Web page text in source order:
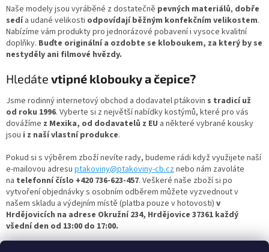
k
y
v
ý
s
u
Naše modely jsou vyráběné z dostatečně pevných materiálů, dobře
sedía udané velikosti odpovídají běžným konfekčním velikostem.
Nabízíme vám produkty pro jednorázové pobavení i vysoce kvalitní
doplňky. Buďte originální a ozdobte se kloboukem, za který by se
nestyděly ani filmové hvězdy.
Hledáte vtipné klobouky a čepice?
Jsme rodinný internetový obchod a dodavatel ptákovin s tradicí už
od roku 1996. Vyberte si z největší nabídky kostýmů, které pro vás
dovážíme z Mexika, od dodavatelů z EU a některé vybrané kousky
jsou i z naší vlastní produkce.
Pokud si s výběrem zboží nevíte rady, budeme rádi když využijete naší
e-mailovou adresu ptakoviny@ptakoviny-cb.cznebo nám zavoláte
na telefonní číslo +420 736-623-457. Veškeré naše zboží si po
vytvoření objednávky s osobním odběrem můžete vyzvednout v
našem skladu a výdejním místě (platba pouze v hotovosti) v
Hrdějovicích na adrese Okružní 234, Hrdějovice 37361 každý
všední den od 13:00 do 17:00.